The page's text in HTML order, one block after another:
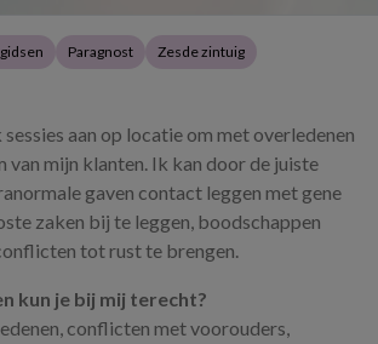
Paragnost Zesde zintuig
aan op locatie om met overledenen
van mijn klanten. Ik kan door de juiste
gaven contact leggen met gene
zaken bij te leggen, boodschappen
tot rust te brengen.
kun je bij mij terecht?
conflicten met voorouders,